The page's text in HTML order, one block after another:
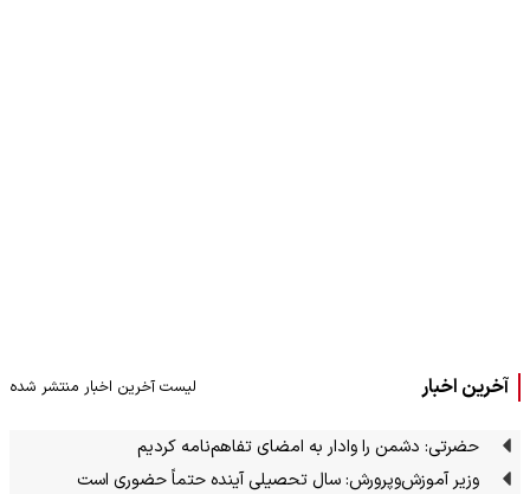
آخرین اخبار لیست آخرین اخبار منتشر شده
حضرتی: دشمن را وادار به امضای تفاهم‌نامه کردیم
وزیر آموزش‌وپرورش: سال تحصیلی آینده حتماً حضوری است